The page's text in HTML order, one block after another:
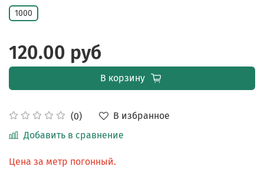
(0)
В избранное
Добавить в сравнение
1000
120.00 руб
В корзину
Цена за метр погонный.